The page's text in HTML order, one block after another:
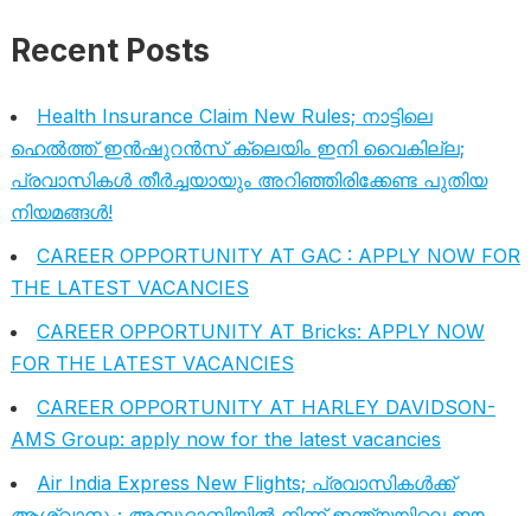
Recent Posts
Health Insurance Claim New Rules; നാട്ടിലെ
ഹെൽത്ത് ഇൻഷുറൻസ് ക്ലെയിം ഇനി വൈകില്ല;
പ്രവാസികൾ തീർച്ചയായും അറിഞ്ഞിരിക്കേണ്ട പുതിയ
നിയമങ്ങൾ!
CAREER OPPORTUNITY AT GAC : APPLY NOW FOR
THE LATEST VACANCIES
CAREER OPPORTUNITY AT Bricks: APPLY NOW
FOR THE LATEST VACANCIES
CAREER OPPORTUNITY AT HARLEY DAVIDSON-
AMS Group: apply now for the latest vacancies
Air India Express New Flights; പ്രവാസികൾക്ക്